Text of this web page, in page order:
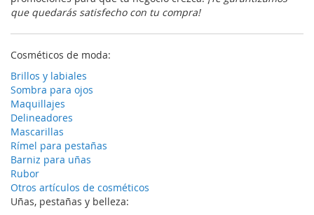
que quedarás satisfecho con tu compra!
Cosméticos de moda:
Brillos y labiales
Sombra para ojos
Maquillajes
Delineadores
Mascarillas
Rímel para pestañas
Barniz para uñas
Rubor
Otros artículos de cosméticos
Uñas, pestañas y belleza: